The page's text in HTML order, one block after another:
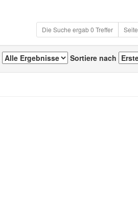
Die Suche ergab 0 Treffer Seite
Sortiere nach